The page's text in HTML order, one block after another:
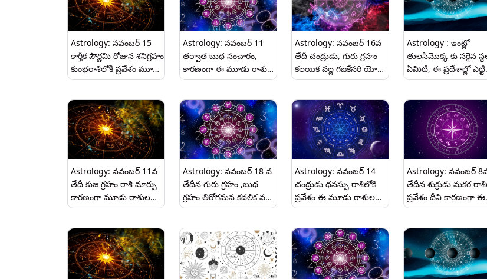
Astrology: నవంబర్ 15
కార్తీక పౌర్ణమి రోజున శనిగ్రహం
కుంభరాశిలోకి ప్రవేశం మూడు
రాశుల వారికి అదృష్టం..
Astrology: నవంబర్ 11
తర్వాత బుధ సంచారం,
కారణంగా ఈ మూడు రాశులు
వారికి అదృష్టం.
Astrology: నవంబర్ 16వ
తేదీ చంద్రుడు, గురు గ్రహం
కలయిక వల్ల గజకేసరి యోగం
ఈ మూడు రాశుల వారికి
Astrology : ఇంట్లో
తులసిమొక్క కు సరైన
ఏమిటి, ఈ ప్రదేశాల్లో ఎట్టి
పరిస్థితుల్లో
Astrology: నవంబర్ 11వ
తేదీ కుజ గ్రహం రాశి మార్పు
కారణంగా మూడు రాశుల
వారికి అదృష్టం..
Astrology: నవంబర్ 18 వ
తేదీన గురు గ్రహం ,బుధ
గ్రహం తిరోగమన కదలిక వల్ల
ఈ మూడు రాశులు వారికి
Astrology: నవంబర్ 14
చంద్రుడు ధనస్సు రాశిలోకి
ప్రవేశం ఈ మూడు రాశుల
వారికి ప్రతికూల ప్రభావాలు.
Astrology: నవంబర్
తేదీన శుక్రుడు మకర
ప్రవేశం దీని కారణంగా ఈ
మూడు రాశులు వారికి